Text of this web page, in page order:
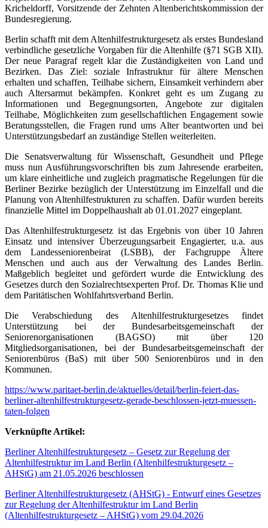
Kricheldorff, Vorsitzende der Zehnten Altenberichtskommission der
Bundesregierung.
Berlin schafft mit dem Altenhilfestrukturgesetz als erstes Bundesland
verbindliche gesetzliche Vorgaben für die Altenhilfe (§71 SGB XII).
Der neue Paragraf regelt klar die Zuständigkeiten von Land und
Bezirken. Das Ziel: soziale Infrastruktur für ältere Menschen
erhalten und schaffen, Teilhabe sichern, Einsamkeit verhindern aber
auch Altersarmut bekämpfen. Konkret geht es um Zugang zu
Informationen und Begegnungsorten, Angebote zur digitalen
Teilhabe, Möglichkeiten zum gesellschaftlichen Engagement sowie
Beratungsstellen, die Fragen rund ums Alter beantworten und bei
Unterstützungsbedarf an zuständige Stellen weiterleiten.
Die Senatsverwaltung für Wissenschaft, Gesundheit und Pflege
muss nun Ausführungsvorschriften bis zum Jahresende erarbeiten,
um klare einheitliche und zugleich pragmatische Regelungen für die
Berliner Bezirke bezüglich der Unterstützung im Einzelfall und die
Planung von Altenhilfestrukturen zu schaffen. Dafür wurden bereits
finanzielle Mittel im Doppelhaushalt ab 01.01.2027 eingeplant.
Das Altenhilfestrukturgesetz ist das Ergebnis von über 10 Jahren
Einsatz und intensiver Überzeugungsarbeit Engagierter, u.a. aus
dem Landesseniorenbeirat (LSBB), der Fachgruppe Ältere
Menschen und auch aus der Verwaltung des Landes Berlin.
Maßgeblich begleitet und gefördert wurde die Entwicklung des
Gesetzes durch den Sozialrechtsexperten Prof. Dr. Thomas Klie und
dem Paritätischen Wohlfahrtsverband Berlin.
Die Verabschiedung des Altenhilfestrukturgesetzes findet
Unterstützung bei der Bundesarbeitsgemeinschaft der
Seniorenorganisationen (BAGSO) mit über 120
Mitgliedsorganisationen, bei der Bundesarbeitsgemeinschaft der
Seniorenbüros (BaS) mit über 500 Seniorenbüros und in den
Kommunen.
https://www.paritaet-berlin.de/aktuelles/detail/berlin-feiert-das-
berliner-altenhilfestrukturgesetz-gerade-beschlossen-jetzt-muessen-
taten-folgen
Verknüpfte Artikel:
Berliner Altenhilfestrukturgesetz – Gesetz zur Regelung der
Altenhilfestruktur im Land Berlin (Altenhilfestrukturgesetz –
AHStG) am 21.05.2026 beschlossen
Berliner Altenhilfestrukturgesetz (AHStG) - Entwurf eines Gesetzes
zur Regelung der Altenhilfestruktur im Land Berlin
(Altenhilfestrukturgesetz – AHStG) vom 29.04.2026